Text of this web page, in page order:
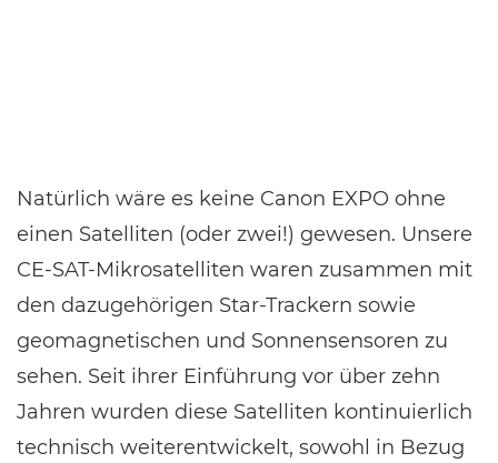
Natürlich wäre es keine Canon EXPO ohne
einen Satelliten (oder zwei!) gewesen. Unsere
CE-SAT-Mikrosatelliten waren zusammen mit
den dazugehörigen Star-Trackern sowie
geomagnetischen und Sonnensensoren zu
sehen. Seit ihrer Einführung vor über zehn
Jahren wurden diese Satelliten kontinuierlich
technisch weiterentwickelt, sowohl in Bezug